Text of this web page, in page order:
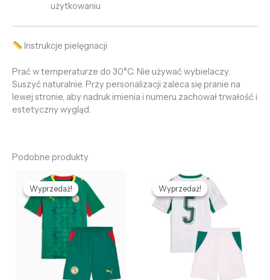
użytkowaniu
Instrukcje pielęgnacji
Prać w temperaturze do 30°C. Nie używać wybielaczy.
Suszyć naturalnie. Przy personalizacji zaleca się pranie na
lewej stronie, aby nadruk imienia i numeru zachował trwałość i
estetyczny wygląd.
Podobne produkty
Wyprzedaż!
Wyprzedaż!
Pierwotna
cena
wynosiła:
465,89 zł.
Aktualna
cena
wynosi:
126,29 zł.
Wyprzedaż!
Wyprzedaż!
Pierwotna
cena
wynosiła:
465,89 zł.
cena
wynosi:
126,29 zł.